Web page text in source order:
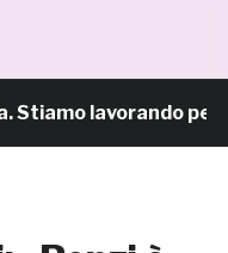
lavorando per